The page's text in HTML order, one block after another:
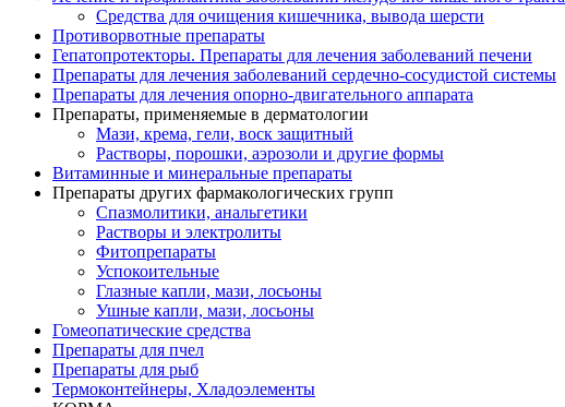
Средства для очищения кишечника, вывода шерсти
Противорвотные препараты
Гепатопротекторы. Препараты для лечения заболеваний печени
Препараты для лечения заболеваний сердечно-сосудистой системы
Препараты для лечения опорно-двигательного аппарата
Препараты, применяемые в дерматологии
Мази, крема, гели, воск защитный
Растворы, порошки, аэрозоли и другие формы
Витаминные и минеральные препараты
Препараты других фармакологических групп
Спазмолитики, анальгетики
Растворы и электролиты
Фитопрепараты
Успокоительные
Глазные капли, мази, лосьоны
Ушные капли, мази, лосьоны
Гомеопатические средства
Препараты для пчел
Препараты для рыб
Термоконтейнеры, Хладоэлементы